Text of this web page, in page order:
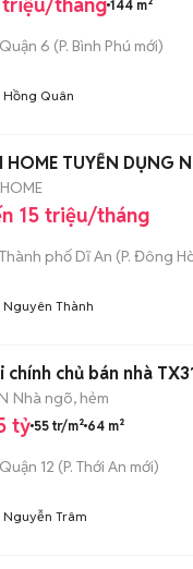
144 m²
Quận 6 (P. Bình Phú mới)
Hồng Quân
HOME TUYỂN DỤNG
15 triệu/tháng
Thành phố Dĩ An (P. Đông
Nguyên Thành
chính chủ bán nhà
Nhà ngõ, hẻm
tỷ 55 tr/m² 64 m²
Quận 12 (P. Thới An mới)
Nguyễn Trâm